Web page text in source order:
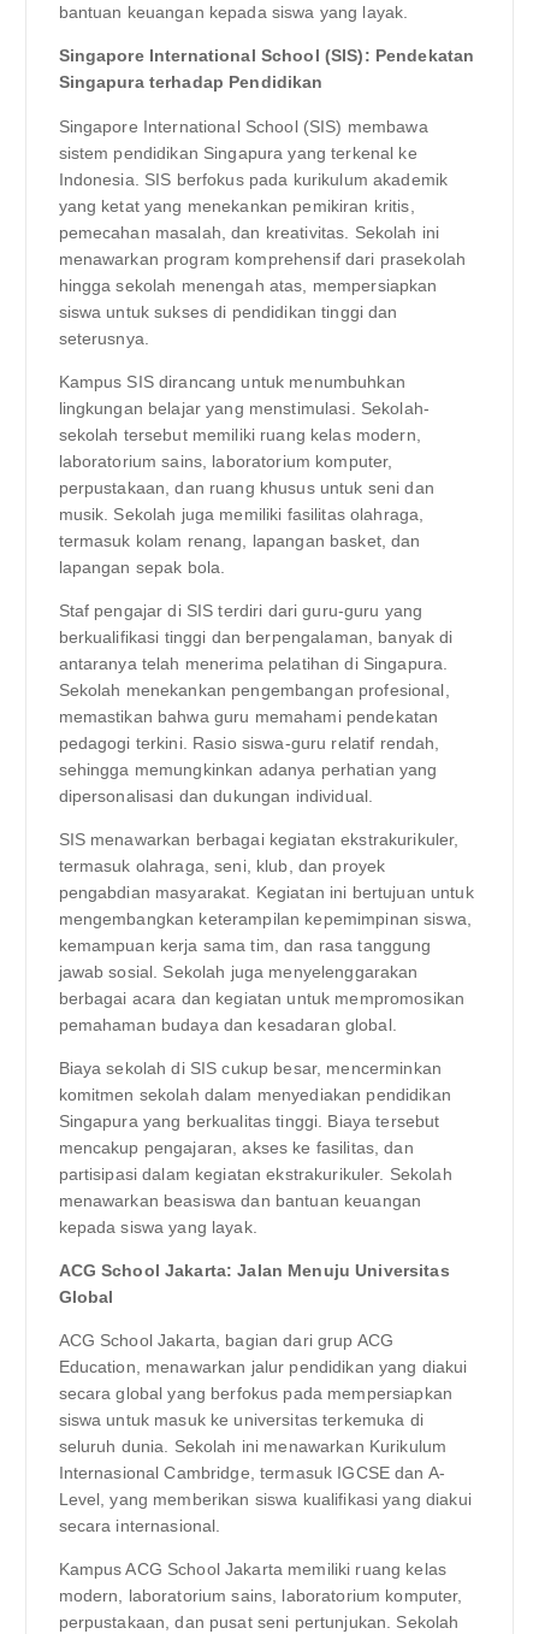
bantuan keuangan kepada siswa yang layak.
Singapore International School (SIS): Pendekatan
Singapura terhadap Pendidikan
Singapore International School (SIS) membawa
sistem pendidikan Singapura yang terkenal ke
Indonesia. SIS berfokus pada kurikulum akademik
yang ketat yang menekankan pemikiran kritis,
pemecahan masalah, dan kreativitas. Sekolah ini
menawarkan program komprehensif dari prasekolah
hingga sekolah menengah atas, mempersiapkan
siswa untuk sukses di pendidikan tinggi dan
seterusnya.
Kampus SIS dirancang untuk menumbuhkan
lingkungan belajar yang menstimulasi. Sekolah-
sekolah tersebut memiliki ruang kelas modern,
laboratorium sains, laboratorium komputer,
perpustakaan, dan ruang khusus untuk seni dan
musik. Sekolah juga memiliki fasilitas olahraga,
termasuk kolam renang, lapangan basket, dan
lapangan sepak bola.
Staf pengajar di SIS terdiri dari guru-guru yang
berkualifikasi tinggi dan berpengalaman, banyak di
antaranya telah menerima pelatihan di Singapura.
Sekolah menekankan pengembangan profesional,
memastikan bahwa guru memahami pendekatan
pedagogi terkini. Rasio siswa-guru relatif rendah,
sehingga memungkinkan adanya perhatian yang
dipersonalisasi dan dukungan individual.
SIS menawarkan berbagai kegiatan ekstrakurikuler,
termasuk olahraga, seni, klub, dan proyek
pengabdian masyarakat. Kegiatan ini bertujuan untuk
mengembangkan keterampilan kepemimpinan siswa,
kemampuan kerja sama tim, dan rasa tanggung
jawab sosial. Sekolah juga menyelenggarakan
berbagai acara dan kegiatan untuk mempromosikan
pemahaman budaya dan kesadaran global.
Biaya sekolah di SIS cukup besar, mencerminkan
komitmen sekolah dalam menyediakan pendidikan
Singapura yang berkualitas tinggi. Biaya tersebut
mencakup pengajaran, akses ke fasilitas, dan
partisipasi dalam kegiatan ekstrakurikuler. Sekolah
menawarkan beasiswa dan bantuan keuangan
kepada siswa yang layak.
ACG School Jakarta: Jalan Menuju Universitas
Global
ACG School Jakarta, bagian dari grup ACG
Education, menawarkan jalur pendidikan yang diakui
secara global yang berfokus pada mempersiapkan
siswa untuk masuk ke universitas terkemuka di
seluruh dunia. Sekolah ini menawarkan Kurikulum
Internasional Cambridge, termasuk IGCSE dan A-
Level, yang memberikan siswa kualifikasi yang diakui
secara internasional.
Kampus ACG School Jakarta memiliki ruang kelas
modern, laboratorium sains, laboratorium komputer,
perpustakaan, dan pusat seni pertunjukan. Sekolah